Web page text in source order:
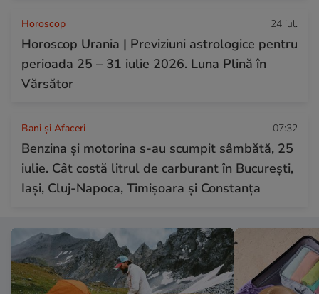
Horoscop 24 iul.
Horoscop Urania | Previziuni astrologice pentru
perioada 25 – 31 iulie 2026. Luna Plină în
Vărsător
Bani și Afaceri 07:32
Benzina și motorina s-au scumpit sâmbătă, 25
iulie. Cât costă litrul de carburant în București,
Iași, Cluj-Napoca, Timișoara și Constanța